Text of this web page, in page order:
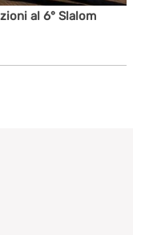
al 6° Slalom